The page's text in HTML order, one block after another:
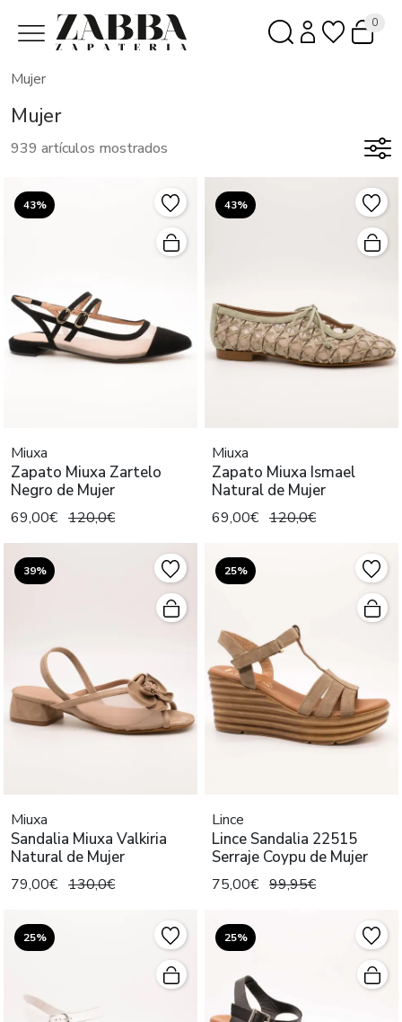
0
Mujer
Mujer
939 artículos mostrados
43%
Miuxa
Zapato Miuxa Zartelo
Negro de Mujer
69,00€ 120,0€
43%
Miuxa
Zapato Miuxa Ismael
Natural de Mujer
69,00€ 120,0€
39%
Miuxa
Sandalia Miuxa Valkiria
Natural de Mujer
79,00€ 130,0€
25%
Lince
Lince Sandalia 22515
Serraje Coypu de Mujer
75,00€ 99,95€
25% 25%